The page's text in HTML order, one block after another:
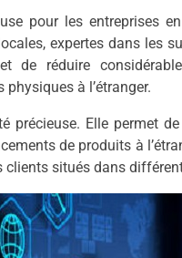
pour les entreprises
expertes dans les
de réduire
à l’étranger.
Elle permet de
de produits à
clients situés dans